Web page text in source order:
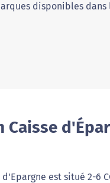
disponibles dans
est situé 2-6